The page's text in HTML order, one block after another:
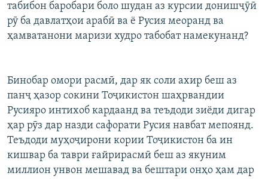
табибон баробари боло шудан аз курсии донишҷӯӣ
рӯ ба давлатҳои арабӣ ва ё Русия меоранд ва
ҳамватанони маризи худро табобат намекунанд?
Бинобар омори расмӣ, дар як соли ахир беш аз
панҷ ҳазор сокини Тоҷикистон шаҳрвандии
Русияро интихоб кардаанд ва теъдоди зиёди дигар
ҳар рӯз дар назди сафорати Русия навбат мепоянд.
Теъдоди муҳоҷирони кории Тоҷикистон ба ин
кишвар ба таври ғайрирасмӣ беш аз якуним
миллион унвон мешавад ва бештари онҳо ҳам дар